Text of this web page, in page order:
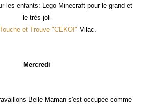
les enfants: Lego Minecraft pour le grand et
le très joli
et Trouve "CEKOI" Vilac.
Mercredi
Belle-Maman s'est occupée comme